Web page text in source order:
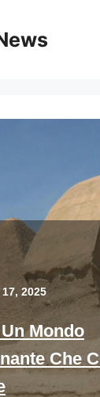
17, 2025
Mondo
Che